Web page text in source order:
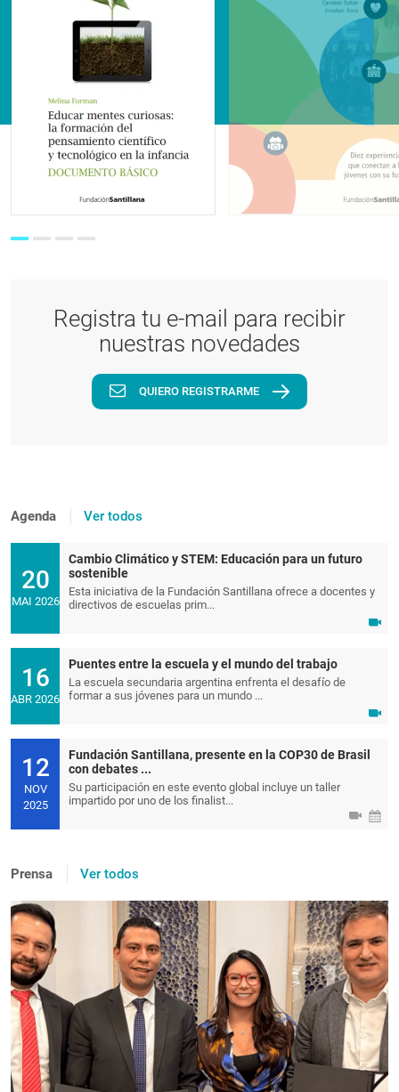
Registra tu e-mail para recibir
nuestras novedades
QUIERO REGISTRARME
Agenda Ver todos
20
MAI 2026
Cambio Climático y STEM: Educación para un futuro
sostenible
Esta iniciativa de la Fundación Santillana ofrece a docentes y
directivos de escuelas prim...
16
ABR 2026
Puentes entre la escuela y el mundo del trabajo
La escuela secundaria argentina enfrenta el desafío de
formar a sus jóvenes para un mundo ...
12
NOV
2025
Fundación Santillana, presente en la COP30 de Brasil
con debates ...
Su participación en este evento global incluye un taller
impartido por uno de los finalist...
Prensa Ver todos